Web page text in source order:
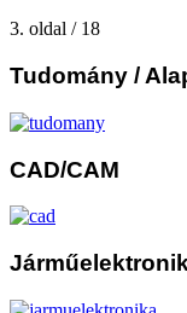
3. oldal / 18
Tudomány /
CAD/CAM